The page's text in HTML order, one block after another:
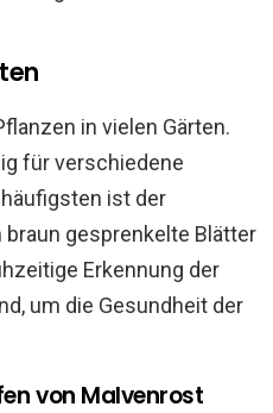
in vielen Gärten.
für verschiedene
ist der
gesprenkelte Blätter
Erkennung der
um die Gesundheit der
von Malvenrost